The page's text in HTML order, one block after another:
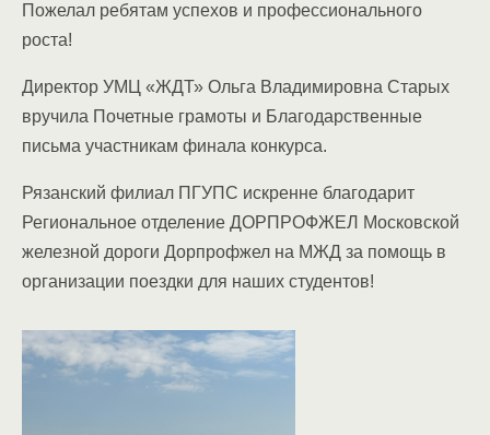
Пожелал ребятам успехов и профессионального
роста!
Директор УМЦ «ЖДТ» Ольга Владимировна Старых
вручила Почетные грамоты и Благодарственные
письма участникам финала конкурса.
Рязанский филиал ПГУПС искренне благодарит
Региональное отделение ДОРПРОФЖЕЛ Московской
железной дороги Дорпрофжел на МЖД за помощь в
организации поездки для наших студентов!